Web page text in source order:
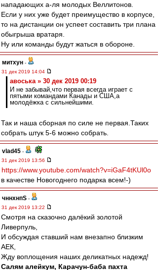
нападающих а-ля молодых Веллитонов.
Если у них уже будет преимущество в корпусе,
то на дистанции он успеет составить три плана
обыгрыша вратаря.
Ну или команды будут жаться в обороне.
митхун -
31 дек 2019 14:04
авоська » 30 дек 2019 00:19
И не забывай,что первая всегда играет с
пятыми командами Канады и США,а
молодёжка с сильнейшими.
Так и наша сборная по силе не первая.Таких
собрать штук 5-6 можно собрать.
vlad45 -
31 дек 2019 13:56
https://www.youtube.com/watch?v=iGaF4tKUl0o
в качестве Новогоднего подарка всем!-)
чннхнпS -
31 дек 2019 13:22
Смотря на сказочно далёкий золотой
Ливерпуль,
И обсуждая ставший нам внезапно близким
АЕК,
Жду воплощения наших деликатных надежд!
Салям алейкум, Карачун-баба пахта